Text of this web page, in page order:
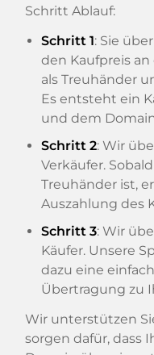
Schritt Ablauf:
Schritt 1: Sie
den Kaufpreis an
als Treuhänder
Es entsteht ein
und dem
Schritt 2: Wir
Verkäufer.
Treuhänder ist,
Auszahlung des
Schritt 3: Wir
Käufer. Unsere
dazu eine
Übertragung zu
Wir unterstützen
sorgen dafür, dass